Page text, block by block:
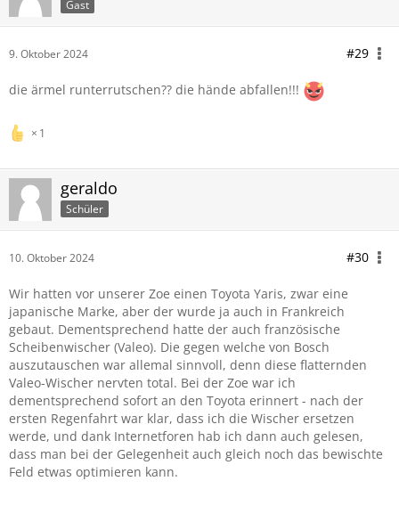
Gast
9. Oktober 2024 #29
die ärmel runterrutschen?? die hände abfallen!!!
1
geraldo
Schüler
10. Oktober 2024 #30
Wir hatten vor unserer Zoe einen Toyota Yaris, zwar eine
japanische Marke, aber der wurde ja auch in Frankreich
gebaut. Dementsprechend hatte der auch französische
Scheibenwischer (Valeo). Die gegen welche von Bosch
auszutauschen war allemal sinnvoll, denn diese flatternden
Valeo-Wischer nervten total. Bei der Zoe war ich
dementsprechend sofort an den Toyota erinnert - nach der
ersten Regenfahrt war klar, dass ich die Wischer ersetzen
werde, und dank Internetforen hab ich dann auch gelesen,
dass man bei der Gelegenheit auch gleich noch das bewischte
Feld etwas optimieren kann.